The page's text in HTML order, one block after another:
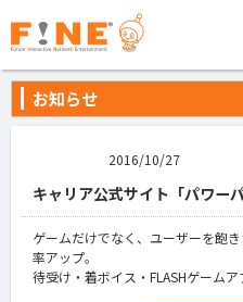
お知らせ
2016/10/27
キャリア公式サイト「パワー
ゲームだけでなく、ユーザーを飽
率アップ。
待受け・着ボイス・FLASHゲーム